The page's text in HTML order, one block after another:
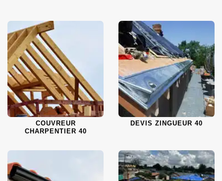
COUVREUR
CHARPENTIER 40
DEVIS ZINGUEUR 40